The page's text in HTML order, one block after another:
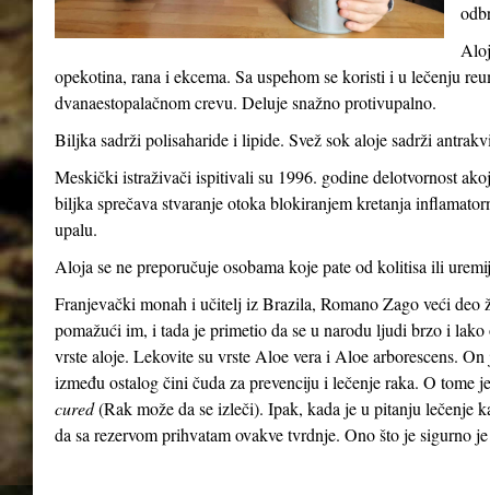
opekotina, rana i ekcema. Sa uspehom se koristi i u lečenju
dvanaestopalačnom crevu. Deluje snažno protivupalno.
Biljka sadrži polisaharide i lipide. Svež sok aloje sadrži
Meskički istraživači ispitivali su 1996. godine delotvornost
biljka sprečava stvaranje otoka blokiranjem kretanja
upalu.
Aloja se ne preporučuje osobama koje pate od kolitisa ili
Franjevački monah i učitelj iz Brazila, Romano Zago veći deo
pomažući im, i tada je primetio da se u narodu ljudi brzo i
vrste aloje. Lekovite su vrste Aloe vera i Aloe arborescens.
između ostalog čini čuda za prevenciju i lečenje raka. O
cured(Rak može da se izleči). Ipak, kada je u pitanju lečenje
da sa rezervom prihvatam ovakve tvrdnje. Ono što je sigurno